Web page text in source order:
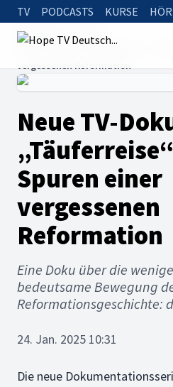
TV PODCASTS KURSE
Startseite
Neue TV-Doku: „Täuferreise“ –
vergessenen Reformation
Neue TV-
Spuren einer
vergessenen
Reformation
Eine Doku über die
bedeutsame Bewegung
Reformationsgeschichte:
24. Jan. 2025 10:31
Die neue